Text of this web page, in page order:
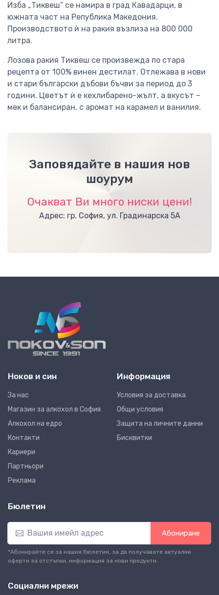
Изба „Тиквеш“ се намира в град Кавадарци, в
южната част на Република Македония.
Производството ѝ на ракия възлиза на 800 000
литра.
Лозова ракия Тиквеш се произвежда по стара
рецепта от 100% винен дестилат. Отлежава в нови
и стари български дъбови бъчви за период до 3
години. Цветът ѝ е кехлибарено-жълт, а вкусът –
мек и балансиран, с аромат на карамел и ванилия.
Заповядайте в нашия нов
шоурум
Очакват Ви много ниски цени!
Адрес: гр. София, ул. Градинарска 5А
Ноков и син
За нас
Магазин за алкохол в София
Алкохол на едро
Контакти
Кариери
Партньори
Реклама
Информация
Условия за доставка
Общи условия
Защита на личните данни
Бисквитки
Бюлетин
Абониране
*Абонирайте се за нашия бюлетин, за да получавате актуални
оферти за отстъпки, информация за нови продукти.
Социални мрежи